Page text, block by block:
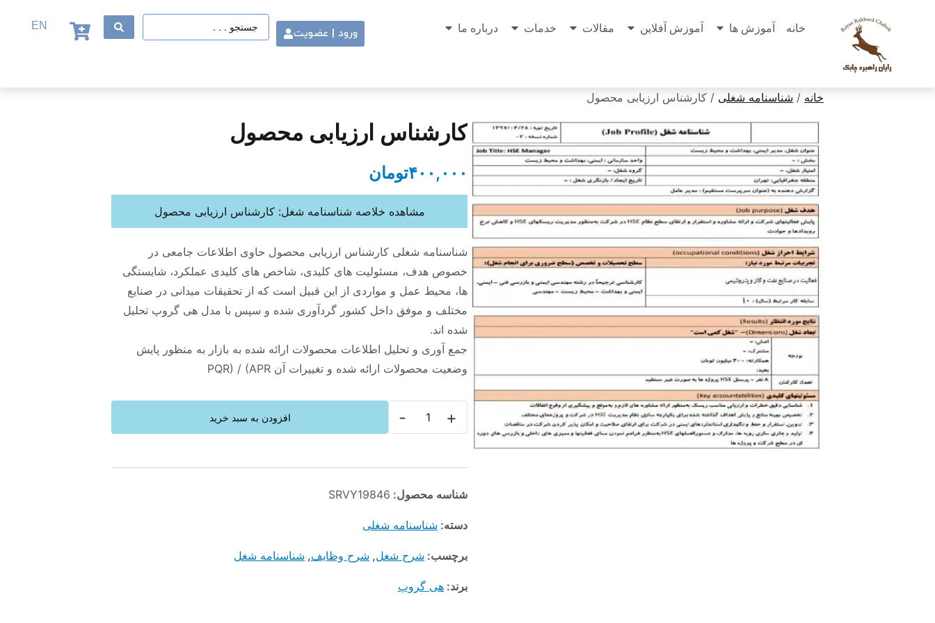
خانه آموزش ها آموزش آفلاین مقالات خدمات درباره ما ورود | عضویت
EN
خانه / شناسنامه شغلی / کارشناس ارزیابی محصول
کارشناس ارزیابی محصول
۴۰۰,۰۰۰تومان
شناسنامه شغلی کارشناس ارزیابی محصول حاوی اطلاعات جامعی در
خصوص هدف، مسئولیت های کلیدی، شاخص های کلیدی عملکرد، شایستگی
ها، محیط عمل و مواردی از این قبیل است که از تحقیقات میدانی در صنایع
مختلف و موفق داخل کشور گردآوری شده و سپس با مدل هی گروپ تحلیل
شده اند.
جمع آوری و تحلیل اطلاعات محصولات ارائه شده به بازار به منظور پایش
وضعیت محصولات ارائه شده و تغییرات آن PQR) / (APR
مشاهده خلاصه شناسنامه شغل: کارشناس ارزیابی محصول
- + افزودن به سبد خرید
شناسه محصول: SRVY19846
دسته: شناسنامه شغلی
برچسب: شرح شغل, شرح وظایف, شناسنامه شغل
برند: هی گروپ